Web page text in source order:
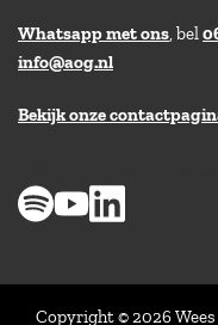
Whatsapp met ons, bel
info@aog.nl
Bekijk onze
Copyright © 2026